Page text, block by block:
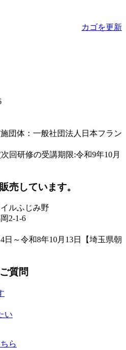
カゴを更新
団体：一般社団法人日本フラン
回研修の受講期限:令和9年10月
売しています。
ルふじみ野
2-1-6
日～令和8年10月13日【埼玉県朝
質問
い
ら